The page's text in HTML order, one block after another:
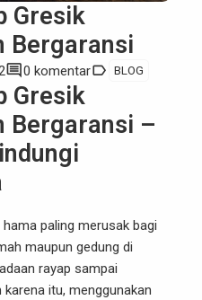
Gresik
Bergaransi
comment0 komentarlabel BLOG
Gresik
Bergaransi –
paling merusak bagi
maupun gedung di
rayap sampai
itu, menggunakan